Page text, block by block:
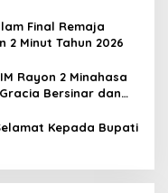
Final Remaja
2 Minut Tahun 2026
Rayon 2 Minahasa
Bersinar dan
Kepada Bupati